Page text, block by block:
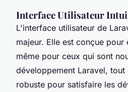
Interface Utilisateur
L'interface utilisateur de
majeur. Elle est conçue pour
même pour ceux qui sont
développement Laravel, tout
robuste pour satisfaire les